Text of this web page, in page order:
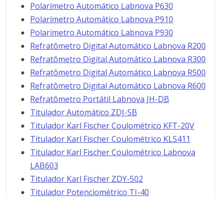
Polarímetro Automático Labnova P630
Polarímetro Automático Labnova P910
Polarímetro Automático Labnova P930
Refratômetro Digital Automático Labnova R200
Refratômetro Digital Automático Labnova R300
Refratômetro Digital Automático Labnova R500
Refratômetro Digital Automático Labnova R600
Refratômetro Portátil Labnova JH-DB
Titulador Automático ZDJ-5B
Titulador Karl Fischer Coulométrico KFT-20V
Titulador Karl Fischer Coulométrico KLS411
Titulador Karl Fischer Coulométrico Labnova
LAB603
Titulador Karl Fischer ZDY-502
Titulador Potenciométrico TI-40